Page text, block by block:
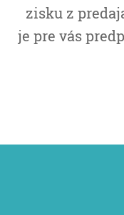
zisku z
je pre vás